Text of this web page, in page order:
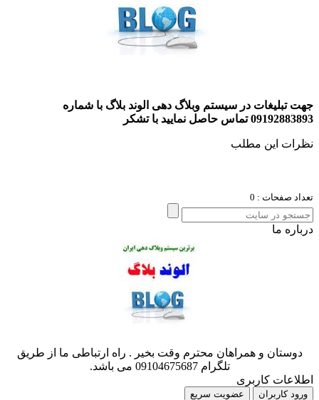
تبلیغات در سیستم وبلاگ دهی الوند بلاگ با شماره
تماس حاصل نمایید با تشکر
این مطلب
صفحات : 0
ما
و همراهان محترم وقت بخیر . راه ارتباطی ما از طریق
تلگرام 09104675687 می باشد.
کاربری
کاربران عضویت سریع